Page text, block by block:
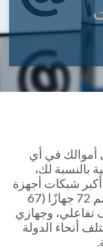
أموالك في أي
بالنسبة لك،
شبكات أجهزة
الصراف الآلي في قطر، والتي تضم 72 جهازًا (67
صراف تفاعلي، وجهازي
أنحاء الدولة